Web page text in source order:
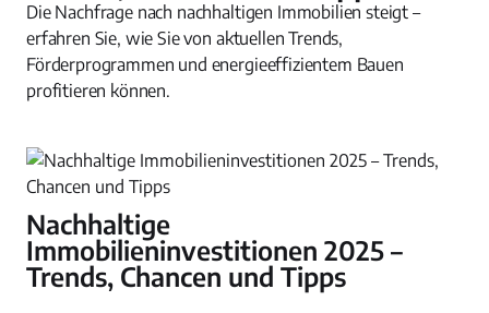
Die Nachfrage nach nachhaltigen Immobilien steigt –
erfahren Sie, wie Sie von aktuellen Trends,
Förderprogrammen und energieeffizientem Bauen
profitieren können.
Nachhaltige
Immobilieninvestitionen 2025 –
Trends, Chancen und Tipps